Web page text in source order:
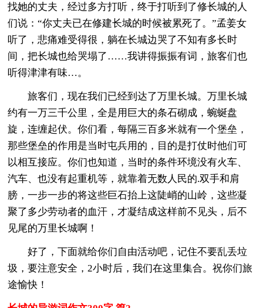
找她的丈夫，经过多方打听，终于打听到了修长城的人
们说：“你丈夫已在修建长城的时候被累死了。”孟姜女
听了，悲痛难受得很，躺在长城边哭了不知有多长时
间，把长城也给哭塌了……我讲得振振有词，旅客们也
听得津津有味…。
旅客们，现在我们已经到达了万里长城。万里长城
约有一万三千公里，全是用巨大的条石砌成，蜿蜒盘
旋，连缠起伏。你们看，每隔三百多米就有一个堡垒，
那些堡垒的作用是当时屯兵用的，目的是打仗时他们可
以相互接应。你们也知道，当时的条件环境没有火车、
汽车、也没有起重机等，就靠着无数人民的.双手和肩
膀，一步一步的将这些巨石抬上这陡峭的山岭，这些凝
聚了多少劳动者的血汗，才凝结成这样前不见头，后不
见尾的万里长城啊！
好了，下面就给你们自由活动吧，记住不要乱丢垃
圾，要注意安全，2小时后，我们在这里集合。祝你们旅
途愉快！